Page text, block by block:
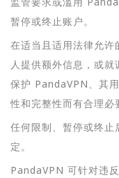
暂停或终止账户。
在适当且适用法律允
人提供额外信息，或
保护 PandaVPN、其
性和完整性而有合理必
任何限制、暂停或终
定。
PandaVPN 可针对违